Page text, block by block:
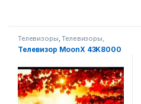
Телевизоры,Телевизоры,
фото-видео и аудио
Телевизор MoonX 43K8000